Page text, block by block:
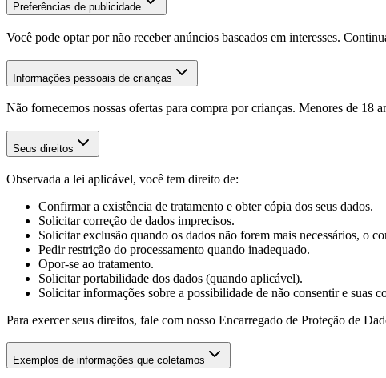
Preferências de publicidade
Você pode optar por não receber anúncios baseados em interesses.
Informações pessoais de crianças
Não fornecemos nossas ofertas para compra por crianças. Menores de 18
Seus direitos
Observada a lei aplicável, você tem direito de:
Confirmar a existência de tratamento e obter cópia dos seus dados.
Solicitar correção de dados imprecisos.
Solicitar exclusão quando os dados não forem mais necessários, o
Pedir restrição do processamento quando inadequado.
Opor-se ao tratamento.
Solicitar portabilidade dos dados (quando aplicável).
Solicitar informações sobre a possibilidade de não consentir e suas
Para exercer seus direitos, fale com nosso Encarregado de Proteção de
Exemplos de informações que coletamos